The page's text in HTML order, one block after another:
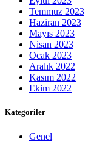
Temmuz 2023
Haziran 2023
Mayıs 2023
Nisan 2023
Ocak 2023
Aralık 2022
Kasım 2022
Ekim 2022
Kategoriler
Genel